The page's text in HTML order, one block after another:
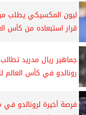
ليون المكسيكي يطلب من
قرار استبعاده من كأس
جماهير ريال مدريد
رونالدو في كأس العالم
فرصة أخيرة لرونالدو في